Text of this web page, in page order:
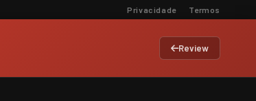
Privacidade Termos
Review